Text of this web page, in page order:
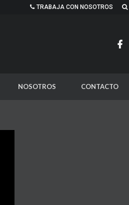
TRABAJA CON NOSOTROS
NOSOTROS CONTACTO